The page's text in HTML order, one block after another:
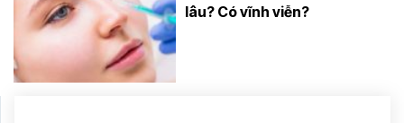
lâu? Có vĩnh viễn?